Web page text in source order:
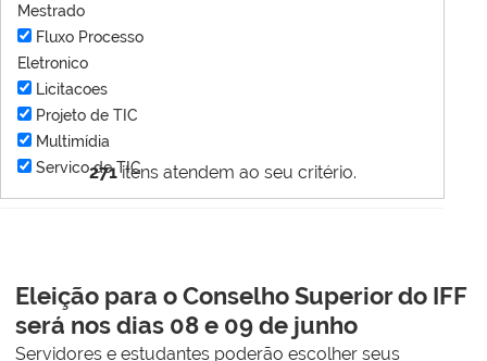
271itens atendem ao seu critério.
Mestrado
Fluxo Processo
Eletronico
Licitacoes
Projeto de TIC
Multimídia
Servico de TIC
Eleição para o Conselho Superior do IFF
será nos dias 08 e 09 de junho
Servidores e estudantes poderão escolher seus